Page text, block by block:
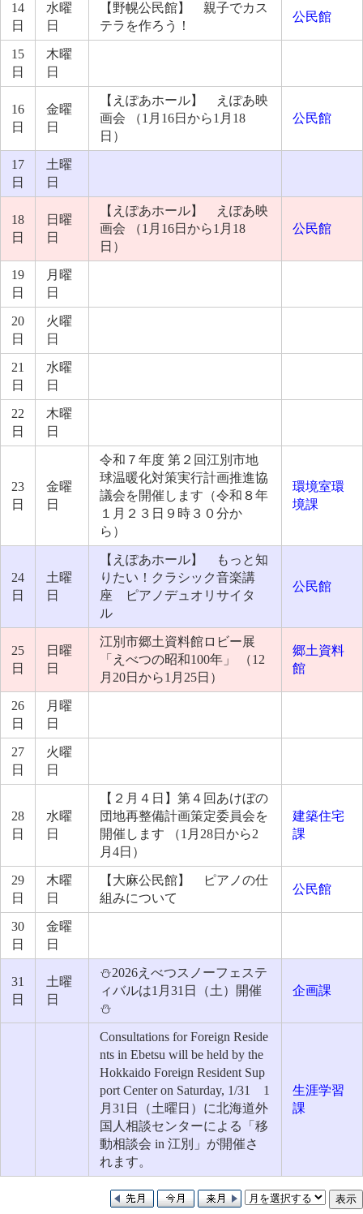
14
日
水曜
日
【野幌公民館】 親子でカス
テラを作ろう！
公民館
15
日
木曜
日
16
日
金曜
日
【えぽあホール】 えぽあ映
画会 （1月16日から1月18
日）
公民館
17
日
土曜
日
18
日
日曜
日
【えぽあホール】 えぽあ映
画会 （1月16日から1月18
日）
公民館
19
日
月曜
日
20
日
火曜
日
21
日
水曜
日
22
日
木曜
日
23
日
金曜
日
令和７年度 第２回江別市地
球温暖化対策実行計画推進協
議会を開催します（令和８年
１月２３日９時３０分か
ら）
環境室環
境課
24
日
土曜
日
【えぽあホール】 もっと知
りたい！クラシック音楽講
座 ピアノデュオリサイタ
ル
公民館
25
日
日曜
日
江別市郷土資料館ロビー展
「えべつの昭和100年」 （12
月20日から1月25日）
郷土資料
館
26
日
月曜
日
27
日
火曜
日
28
日
水曜
日
【２月４日】第４回あけぼの
団地再整備計画策定委員会を
開催します （1月28日から2
月4日）
建築住宅
課
29
日
木曜
日
【大麻公民館】 ピアノの仕
組みについて
公民館
30
日
金曜
日
31
日
土曜
日
⛄2026えべつスノーフェステ
ィバルは1月31日（土）開催
⛄
企画課
Consultations for Foreign Reside
nts in Ebetsu will be held by the
Hokkaido Foreign Resident Sup
port Center on Saturday, 1/31 1
月31日（土曜日）に北海道外
国人相談センターによる「移
動相談会 in 江別」が開催さ
れます。
生涯学習
課